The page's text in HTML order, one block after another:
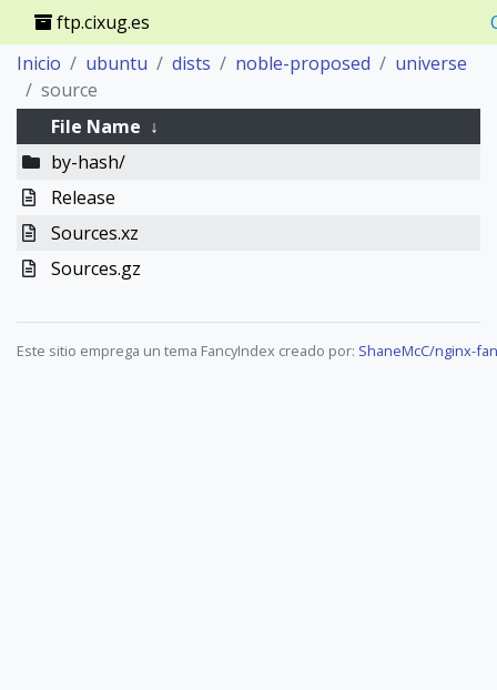
ftp.cixug.es
Inicio
ubuntu dists noble-proposed
universe
source
File Name ↓
by-hash/
Release
Sources.xz
Sources.gz
Este sitio emprega un tema FancyIndex creado por: ShaneMcC/nginx-